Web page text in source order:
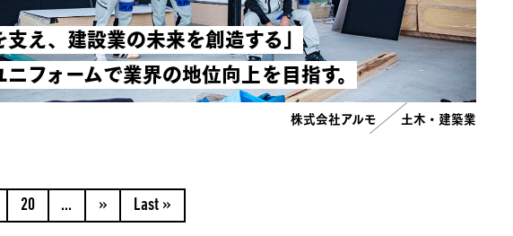
え、建設業の未来を創造する」
フォームで業界の地位向上を目指す。
株式会社アルモ 土木・建築業
20 ... » Last »